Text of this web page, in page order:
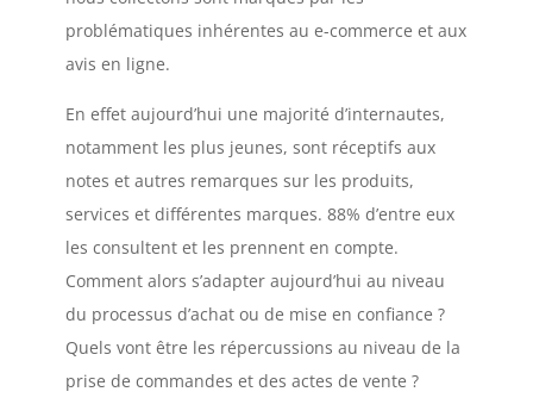
problématiques inhérentes au e-commerce et aux
avis en ligne.
En effet aujourd’hui une majorité d’internautes,
notamment les plus jeunes, sont réceptifs aux
notes et autres remarques sur les produits,
services et différentes marques. 88% d’entre eux
les consultent et les prennent en compte.
Comment alors s’adapter aujourd’hui au niveau
du processus d’achat ou de mise en confiance ?
Quels vont être les répercussions au niveau de la
prise de commandes et des actes de vente ?